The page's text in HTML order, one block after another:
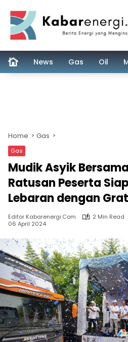
content
News Gas Oil
Home Gas
Gas
Mudik Asyik
Ratusan Peserta
Lebaran dengan
Editor Kabarenergi.com
2 Min Read
06 April 2024